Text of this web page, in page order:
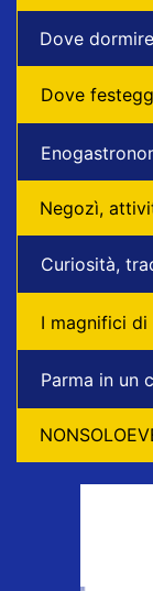
Dove dormire
Dove
Negozì,
Curiosità,
I magnifici di
Parma in un